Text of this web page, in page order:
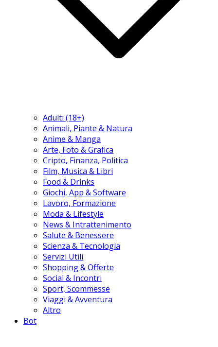
Adulti (18+)
Animali, Piante & Natura
Anime & Manga
Arte, Foto & Grafica
Cripto, Finanza, Politica
Film, Musica & Libri
Food & Drinks
Giochi, App & Software
Lavoro, Formazione
Moda & Lifestyle
News & Intrattenimento
Salute & Benessere
Scienza & Tecnologia
Servizi Utili
Shopping & Offerte
Social & Incontri
Sport, Scommesse
Viaggi & Avventura
Altro
Bot